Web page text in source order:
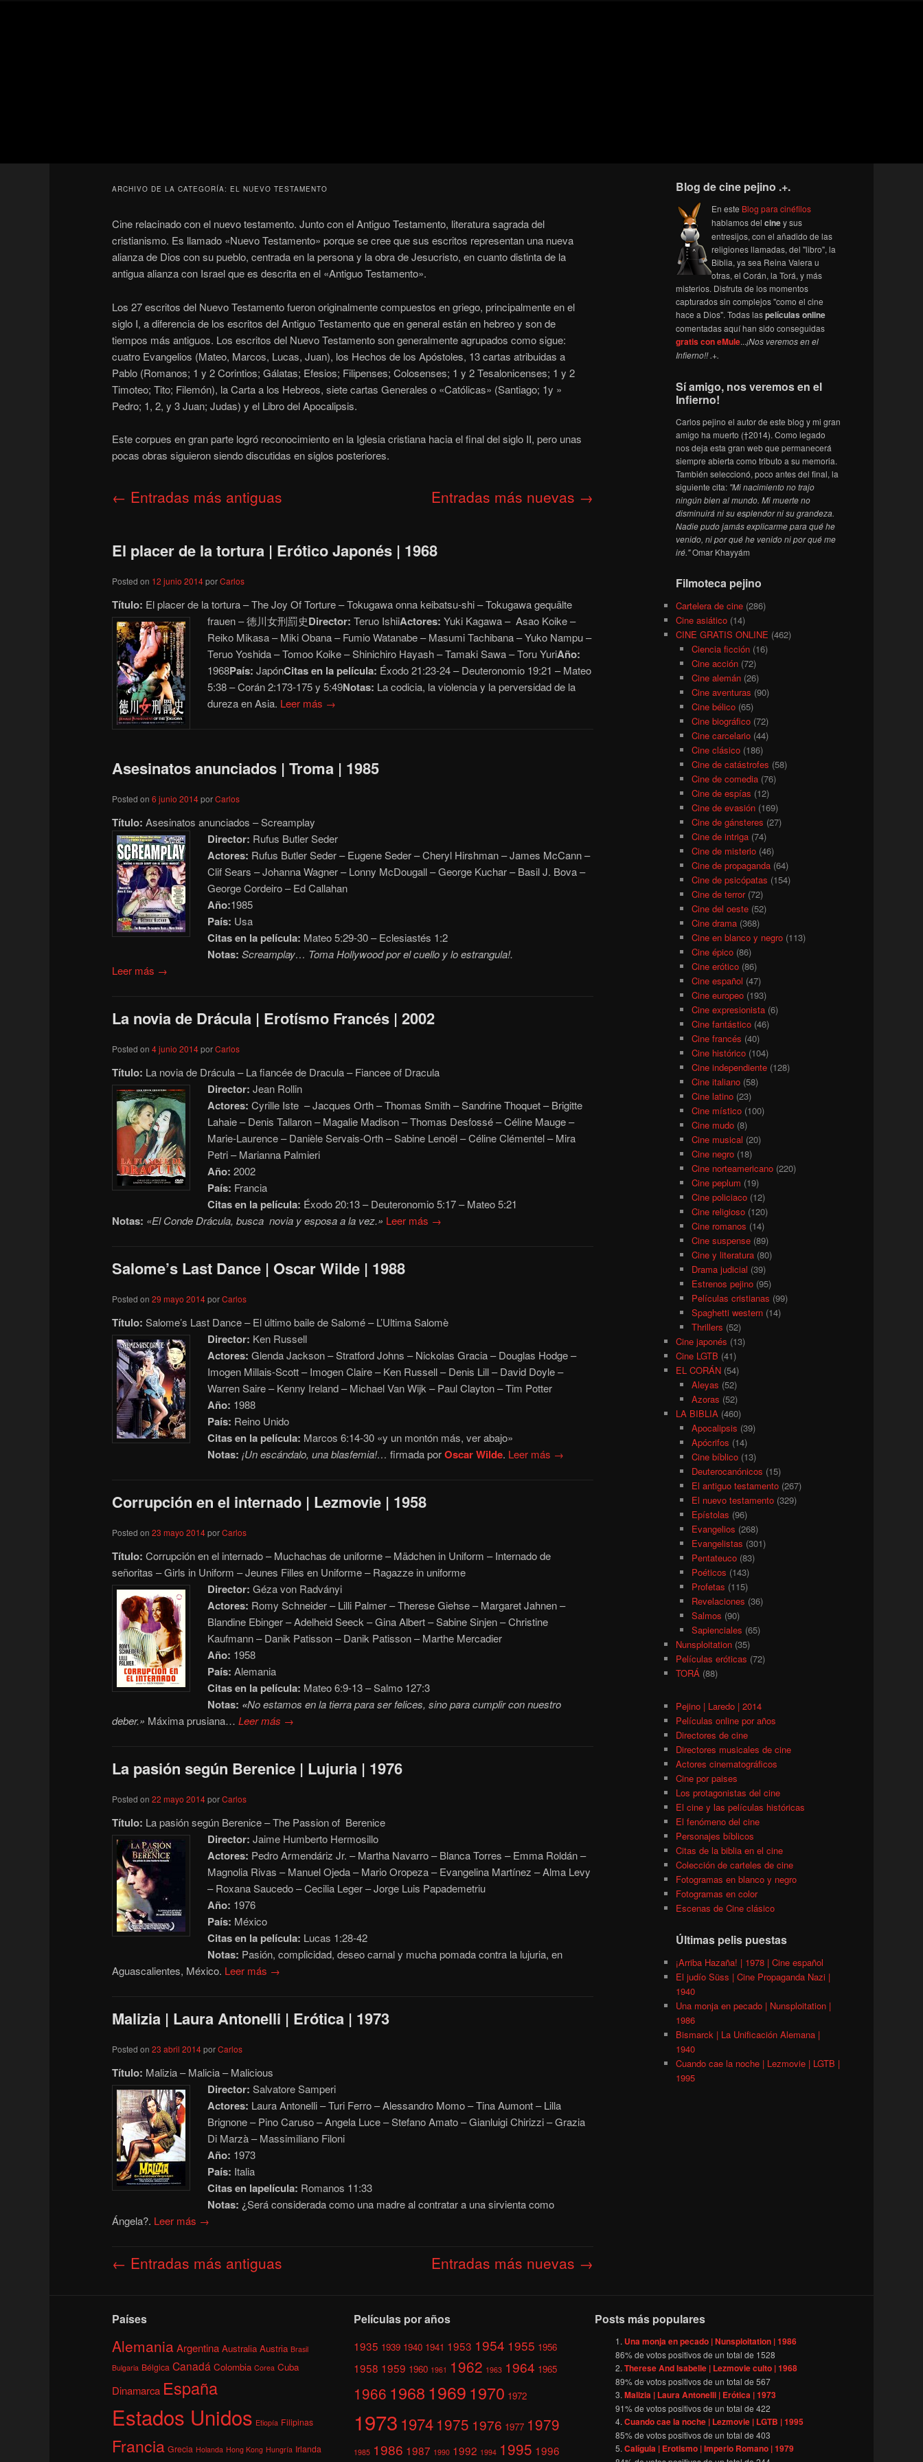
ARCHIVO DE LA CATEGORÍA: EL NUEVO TESTAMENTO
Cine relacinado con el nuevo testamento. Junto con el Antiguo Testamento, literatura sagrada del
cristianismo. Es llamado «Nuevo Testamento» porque se cree que sus escritos representan una nueva
alianza de Dios con su pueblo, centrada en la persona y la obra de Jesucristo, en cuanto distinta de la
antigua alianza con Israel que es descrita en el «Antiguo Testamento».
Los 27 escritos del Nuevo Testamento fueron originalmente compuestos en griego, principalmente en el
siglo I, a diferencia de los escritos del Antiguo Testamento que en general están en hebreo y son de
tiempos más antiguos. Los escritos del Nuevo Testamento son generalmente agrupados como sigue:
cuatro Evangelios (Mateo, Marcos, Lucas, Juan), los Hechos de los Apóstoles, 13 cartas atribuidas a
Pablo (Romanos; 1 y 2 Corintios; Gálatas; Efesios; Filipenses; Colosenses; 1 y 2 Tesalonicenses; 1 y 2
Timoteo; Tito; Filemón), la Carta a los Hebreos, siete cartas Generales o «Católicas» (Santiago; 1y »
Pedro; 1, 2, y 3 Juan; Judas) y el Libro del Apocalipsis.
Este corpues en gran parte logró reconocimiento en la Iglesia cristiana hacia el final del siglo II, pero unas
pocas obras siguieron siendo discutidas en siglos posteriores.
Navegación
de
← Entradas más antiguas Entradas más nuevas →
El placer de la tortura | Erótico Japonés | 1968
Posted on 12 junio 2014porCarlos
Título: El placer de la tortura – The Joy Of Torture – Tokugawa onna keibatsu-shi – Tokugawa gequälte
frauen – 徳川女刑罰史Director: Teruo IshiiActores: Yuki Kagawa – Asao Koike –
Reiko Mikasa – Miki Obana – Fumio Watanabe – Masumi Tachibana – Yuko Nampu –
Teruo Yoshida – Tomoo Koike – Shinichiro Hayash – Tamaki Sawa – Toru YuriAño:
1968País: JapónCitas en la película: Éxodo 21:23-24 – Deuteronomio 19:21 – Mateo
5:38 – Corán 2:173-175 y 5:49Notas: La codicia, la violencia y la perversidad de la
dureza en Asia. Leer más →
Asesinatos anunciados | Troma | 1985
Posted on6 junio 2014porCarlos
Título: Asesinatos anunciados – Screamplay
Director: Rufus Butler Seder
Actores: Rufus Butler Seder – Eugene Seder – Cheryl Hirshman – James McCann –
Clif Sears – Johanna Wagner – Lonny McDougall – George Kuchar – Basil J. Bova –
George Cordeiro – Ed Callahan
Año:1985
País: Usa
Citas en la película: Mateo 5:29-30 – Eclesiastés 1:2
Notas: Screamplay… Toma Hollywood por el cuello y lo estrangula!.
Leer más →
La novia de Drácula | Erotísmo Francés | 2002
Posted on4 junio 2014porCarlos
Título: La novia de Drácula – La fiancée de Dracula – Fiancee of Dracula
Director: Jean Rollin
Actores: Cyrille Iste – Jacques Orth – Thomas Smith – Sandrine Thoquet – Brigitte
Lahaie – Denis Tallaron – Magalie Madison – Thomas Desfossé – Céline Mauge –
Marie-Laurence – Danièle Servais-Orth – Sabine Lenoël – Céline Clémentel – Mira
Petri – Marianna Palmieri
Año: 2002
País: Francia
Citas en la película: Éxodo 20:13 – Deuteronomio 5:17 – Mateo 5:21
Notas: «El Conde Drácula, busca novia y esposa a la vez.» Leer más →
Salome’s Last Dance | Oscar Wilde | 1988
Posted on29 mayo 2014porCarlos
Título:Salome’s Last Dance – El último baile de Salomé – L’Ultima Salomè
Director: Ken Russell
Actores: Glenda Jackson – Stratford Johns – Nickolas Gracia – Douglas Hodge –
Imogen Millais-Scott – Imogen Claire – Ken Russell – Denis Lill – David Doyle –
Warren Saire – Kenny Ireland – Michael Van Wijk – Paul Clayton – Tim Potter
Año: 1988
País: Reino Unido
Citas en la película: Marcos 6:14-30 «y un montón más, ver abajo»
Notas: ¡Un escándalo, una blasfemia!… firmada porOscar Wilde. Leer más →
Corrupción en el internado | Lezmovie | 1958
Posted on23 mayo 2014porCarlos
Título: Corrupción en el internado – Muchachas de uniforme – Mädchen in Uniform – Internado de
señoritas – Girls in Uniform – Jeunes Filles en Uniforme – Ragazze in uniforme
Director: Géza von Radványi
Actores: Romy Schneider – Lilli Palmer – Therese Giehse – Margaret Jahnen –
Blandine Ebinger – Adelheid Seeck – Gina Albert – Sabine Sinjen – Christine
Kaufmann – Danik Patisson – Danik Patisson – Marthe Mercadier
Año: 1958
País: Alemania
Citas en la película: Mateo 6:9-13 – Salmo 127:3
Notas: «No estamos en la tierra para ser felices, sino para cumplir con nuestro
deber.» Máxima prusiana… Leer más →
La pasión según Berenice | Lujuria | 1976
Posted on22 mayo 2014porCarlos
Título: La pasión según Berenice – The Passion of Berenice
Director: Jaime Humberto Hermosillo
Actores: Pedro Armendáriz Jr. – Martha Navarro – Blanca Torres – Emma Roldán –
Magnolia Rivas – Manuel Ojeda – Mario Oropeza – Evangelina Martínez – Alma Levy
– Roxana Saucedo – Cecilia Leger – Jorge Luis Papademetriu
Año: 1976
País: México
Citas en la película: Lucas 1:28-42
Notas: Pasión, complicidad, deseo carnal y mucha pomada contra la lujuria, en
Aguascalientes, México. Leer más →
Malizia | Laura Antonelli | Erótica | 1973
Posted on23 abril 2014porCarlos
Título: Malizia – Malicia – Malicious
Director: Salvatore Samperi
Actores: Laura Antonelli – Turi Ferro – Alessandro Momo – Tina Aumont – Lilla
Brignone – Pino Caruso – Angela Luce – Stefano Amato – Gianluigi Chirizzi – Grazia
Di Marzà – Massimiliano Filoni
Año: 1973
País: Italia
Citas en lapelícula: Romanos 11:33
Notas: ¿Será considerada como una madre al contratar a una sirvienta como
Ángela?. Leer más →
Navegación
de
← Entradas más antiguas Entradas más nuevas →
Blog de cine pejino .+.
En este Blog para cinéfilos
hablamos del ciney sus
entresijos, con el añadido de las
religiones llamadas, del "libro", la
Biblia, ya sea Reina Valera u
otras, el Corán, la Torá, y más
misterios. Disfruta de los momentos
capturados sin complejos "como el cine
hace a Dios". Todas laspelículas online
comentadas aquí han sido conseguidas
gratis con eMule...¡Nos veremos en el
Infierno!! .+.
Sí amigo, nos veremos en el
Infierno!
Carlos pejino el autor de este blog y mi gran
amigo ha muerto (†2014). Como legado
nos deja esta gran web que permanecerá
siempre abierta como tributo a su memoria.
También seleccionó, poco antes del final, la
siguiente cita: "Mi nacimiento no trajo
ningún bien al mundo. Mi muerte no
disminuirá ni su esplendor ni su grandeza.
Nadie pudo jamás explicarme para qué he
venido, ni por qué he venido ni por qué me
iré."Omar Khayyám
Filmoteca pejino
Cartelera de cine (286)
Cine asiático (14)
CINE GRATIS ONLINE (462)
Ciencia ficción(16)
Cine acción(72)
Cine alemán(26)
Cine aventuras (90)
Cine bélico(65)
Cine biográfico(72)
Cine carcelario(44)
Cine clásico(186)
Cine de catástrofes (58)
Cine de comedia(76)
Cine de espías (12)
Cine de evasión(169)
Cine de gánsteres (27)
Cine de intriga(74)
Cine de misterio(46)
Cine de propaganda(64)
Cine de psicópatas (154)
Cine de terror(72)
Cine del oeste(52)
Cine drama(368)
Cine en blanco y negro(113)
Cine épico(86)
Cine erótico(86)
Cine español (47)
Cine europeo(193)
Cine expresionista(6)
Cine fantástico(46)
Cine francés (40)
Cine histórico(104)
Cine independiente(128)
Cine italiano(58)
Cine latino(23)
Cine místico(100)
Cine mudo(8)
Cine musical (20)
Cine negro(18)
Cine norteamericano(220)
Cine peplum (19)
Cine policiaco(12)
Cine religioso(120)
Cine romanos (14)
Cine suspense(89)
Cine y literatura(80)
Drama judicial (39)
Estrenos pejino(95)
Películas cristianas (99)
Spaghetti western(14)
Thrillers (52)
Cine japonés (13)
Cine LGTB (41)
EL CORÁN (54)
Aleyas (52)
Azoras (52)
LA BIBLIA (460)
Apocalipsis (39)
Apócrifos (14)
Cine bíblico(13)
Deuterocanónicos (15)
El antiguo testamento(267)
El nuevo testamento(329)
Epístolas (96)
Evangelios (268)
Evangelistas (301)
Pentateuco(83)
Poéticos (143)
Profetas (115)
Revelaciones (36)
Salmos (90)
Sapienciales (65)
Nunsploitation (35)
Películas eróticas (72)
TORÁ (88)
Pejino | Laredo | 2014
Películas online por años
Directores de cine
Directores musicales de cine
Actores cinematográficos
Cine por paises
Los protagonistas del cine
El cine y las películas históricas
El fenómeno del cine
Personajes bíblicos
Citas de la biblia en el cine
Colección de carteles de cine
Fotogramas en blanco y negro
Fotogramas en color
Escenas de Cine clásico
Últimas pelis puestas
¡Arriba Hazaña! | 1978 | Cine español
El judío Süss | Cine Propaganda Nazi |
1940
Una monja en pecado | Nunsploitation |
1986
Bismarck | La Unificación Alemana |
1940
Cuando cae la noche | Lezmovie | LGTB |
1995
Países
AlemaniaArgentina Australia Austria Brasil
Bulgaria Bélgica Canadá Colombia Corea Cuba
Dinamarca España
Estados Unidos Etiopía Filipinas
Francia Grecia Holanda Hong Kong Hungría Irlanda
Películas por años
1935 1939 1940 1941 1953 1954 1955 1956
1958 1959 1960 1961 1962 1963 1964 1965
1966 1968 1969 1970 1972
1973 1974 1975 1976 1977 1979
1985 1986 1987 1990 1992 1994 1995 1996
Posts más populares
Una monja en pecado | Nunsploitation | 1986
86% de votos positivos de un total de 1528
Therese And Isabelle | Lezmovie culto | 1968
89% de votos positivos de un total de567
Malizia | Laura Antonelli | Erótica | 1973
91% de votos positivos de un total de422
Cuando cae la noche | Lezmovie | LGTB | 1995
85% de votos positivos de un total de403
Calígula | Erotismo | Imperio Romano | 1979